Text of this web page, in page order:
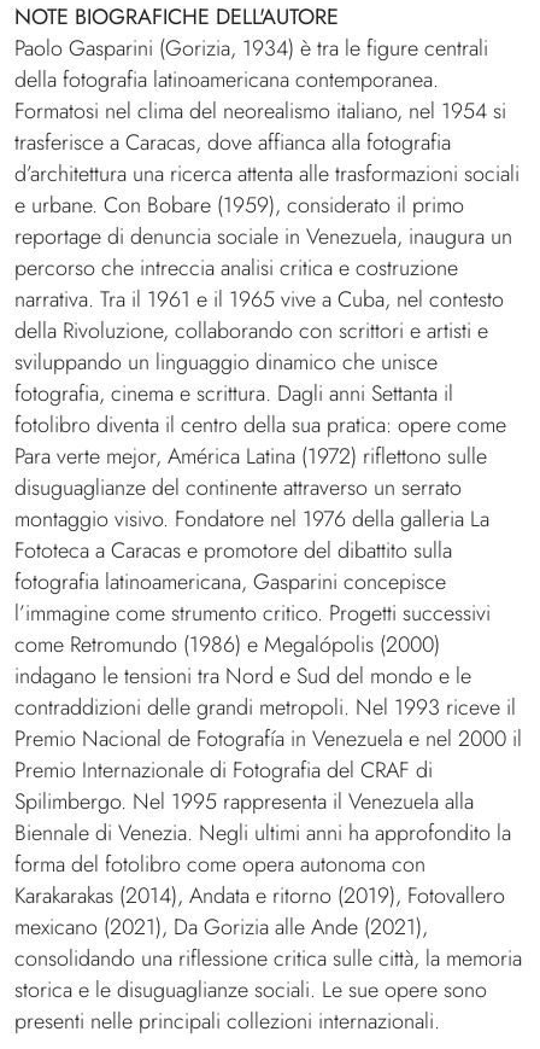
NOTE BIOGRAFICHE DELL'AUTORE
Paolo Gasparini (Gorizia, 1934) è tra le figure centrali
della fotografia latinoamericana contemporanea.
Formatosi nel clima del neorealismo italiano, nel 1954 si
trasferisce a Caracas, dove affianca alla fotografia
d’architettura una ricerca attenta alle trasformazioni sociali
e urbane. Con Bobare (1959), considerato il primo
reportage di denuncia sociale in Venezuela, inaugura un
percorso che intreccia analisi critica e costruzione
narrativa. Tra il 1961 e il 1965 vive a Cuba, nel contesto
della Rivoluzione, collaborando con scrittori e artisti e
sviluppando un linguaggio dinamico che unisce
fotografia, cinema e scrittura. Dagli anni Settanta il
fotolibro diventa il centro della sua pratica: opere come
Para verte mejor, América Latina (1972) riflettono sulle
disuguaglianze del continente attraverso un serrato
montaggio visivo. Fondatore nel 1976 della galleria La
Fototeca a Caracas e promotore del dibattito sulla
fotografia latinoamericana, Gasparini concepisce
l’immagine come strumento critico. Progetti successivi
come Retromundo (1986) e Megalópolis (2000)
indagano le tensioni tra Nord e Sud del mondo e le
contraddizioni delle grandi metropoli. Nel 1993 riceve il
Premio Nacional de Fotografía in Venezuela e nel 2000 il
Premio Internazionale di Fotografia del CRAF di
Spilimbergo. Nel 1995 rappresenta il Venezuela alla
Biennale di Venezia. Negli ultimi anni ha approfondito la
forma del fotolibro come opera autonoma con
Karakarakas (2014), Andata e ritorno (2019), Fotovallero
mexicano (2021), Da Gorizia alle Ande (2021),
consolidando una riflessione critica sulle città, la memoria
storica e le disuguaglianze sociali. Le sue opere sono
presenti nelle principali collezioni internazionali.